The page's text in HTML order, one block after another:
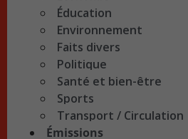
Éducation
Environnement
Faits divers
Politique
Santé et bien-être
Sports
Transport / Circulation
Émissions